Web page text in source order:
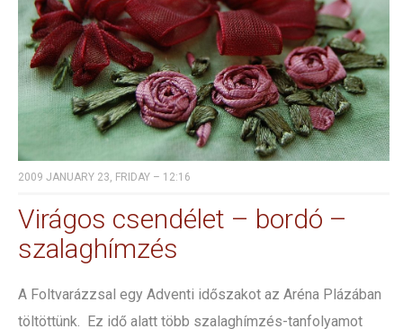
2009 JANUARY 23, FRIDAY – 12:16
Virágos csendélet – bordó –
szalaghímzés
A Foltvarázzsal egy Adventi időszakot az Aréna Plázában
töltöttünk. Ez idő alatt több szalaghímzés-tanfolyamot